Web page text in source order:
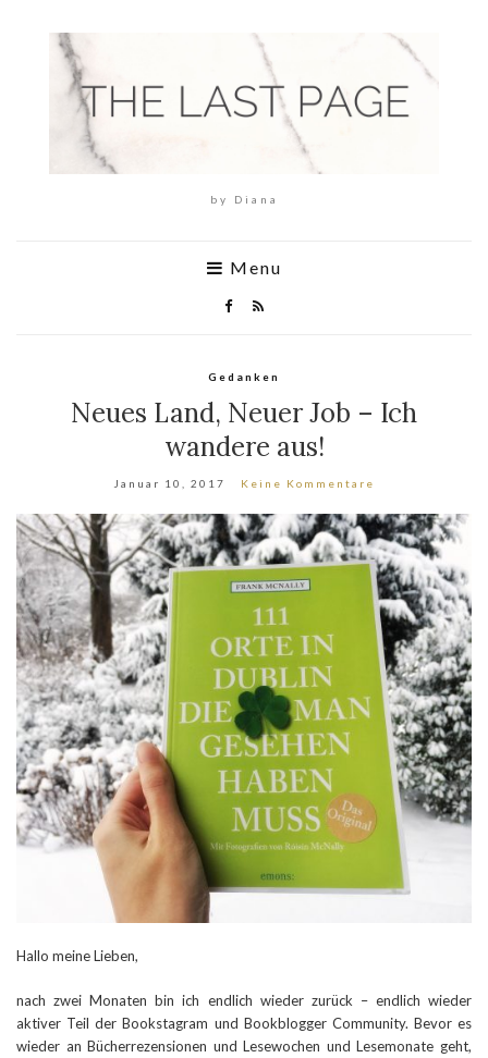
by Diana
Menu
Gedanken
Neues Land, Neuer Job – Ich
wandere aus!
Januar 10, 2017 Keine Kommentare
Hallo meine Lieben,
nach zwei Monaten bin ich endlich wieder zurück – endlich wieder
aktiver Teil der Bookstagram und Bookblogger Community. Bevor es
wieder an Bücherrezensionen und Lesewochen und Lesemonate geht,